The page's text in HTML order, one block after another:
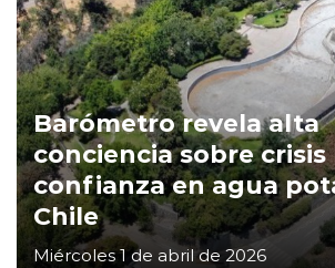
Barómetro revela alta
conciencia sobre
confianza en agua
Chile
Miércoles 1 de abril de 2026